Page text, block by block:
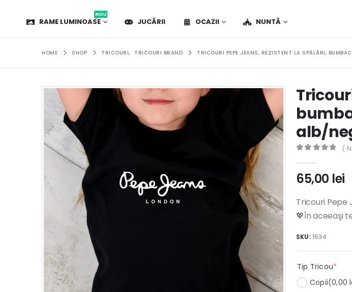
RAME LUMINOASE
NOU
JUCĂRII OCAZII NUNTĂ
HOME SHOP TRICOURI, TRICOURI BRAND TRICOURI PEPE JEANS, REZISTENT LA SPĂLĂRI,
alb/
(
65,00 lei
Tricouri Pepe
💖În aceeaşi
SKU:1634
Tip Tricou*
Copii(0,00